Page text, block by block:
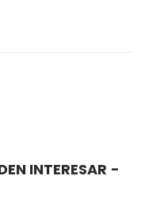
INTERESAR